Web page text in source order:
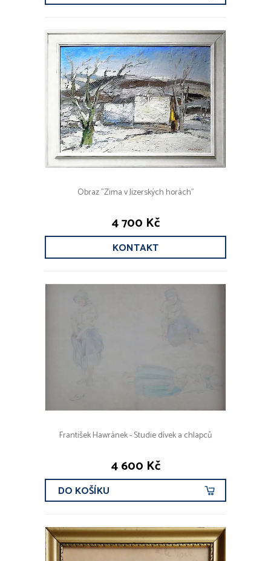
Obraz "Zima v Jizerských horách"
4 700 Kč
KONTAKT
František Hawránek - Studie dívek a chlapců
4 600 Kč
DO KOŠÍKU